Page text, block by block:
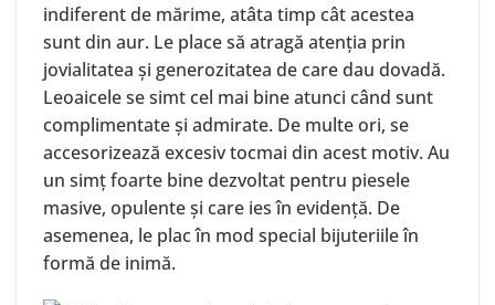
indiferent de mărime, atâta timp cât acestea
sunt din aur. Le place să atragă atenția prin
jovialitatea și generozitatea de care dau dovadă.
Leoaicele se simt cel mai bine atunci când sunt
complimentate și admirate. De multe ori, se
accesorizează excesiv tocmai din acest motiv. Au
un simț foarte bine dezvoltat pentru piesele
masive, opulente și care ies în evidență. De
asemenea, le plac în mod special bijuteriile în
formă de inimă.